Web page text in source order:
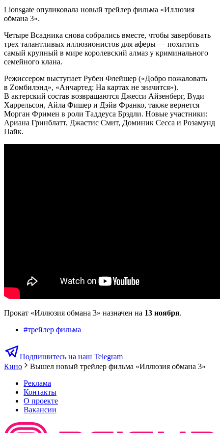
Lionsgate опуликовала новый трейлер фильма «Иллюзия
обмана 3».
Четыре Всадника снова собрались вместе, чтобы завербовать
трех талантливых иллюзионистов для аферы — похитить
самый крупный в мире королевский алмаз у криминального
семейного клана.
Режиссером выступает Рубен Флейшер («Добро пожаловать
в Zомбилэнд», «Анчартед: На картах не значится»).
В актерский состав возвращаются Джесси Айзенберг, Вуди
Харрельсон, Айла Фишер и Дэйв Франко, также вернется
Морган Фримен в роли Таддеуса Брэдли. Новые участники:
Ариана Гринблатт, Джастис Смит, Доминик Сесса и Розамунд
Пайк.
Прокат «Иллюзия обмана 3» назначен на 13 ноября.
#трейлер фильма
Подпишитесь на наш Telegram
Кино
Вышел новый трейлер фильма «Иллюзия обмана 3»
Реклама
Контакты
О проекте
Вакансии